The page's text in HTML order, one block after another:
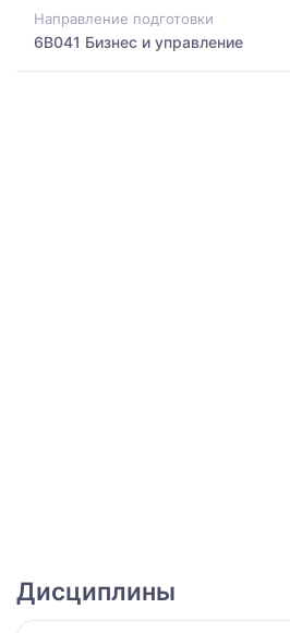
Направление подготовки
6B041 Бизнес и управление
Дисциплины